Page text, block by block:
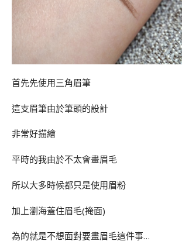
首先先使用三角眉筆
這支眉筆由於筆頭的設計
非常好描繪
平時的我由於不太會畫眉毛
所以大多時候都只是使用眉粉
加上瀏海蓋住眉毛(掩面)
為的就是不想面對要畫眉毛這件事…